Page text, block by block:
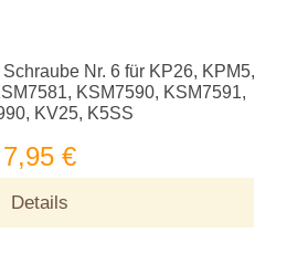
Nr. 6 für KP26, KPM5,
KSM7590, KSM7591,
KV25, K5SS
7,95 €
Details